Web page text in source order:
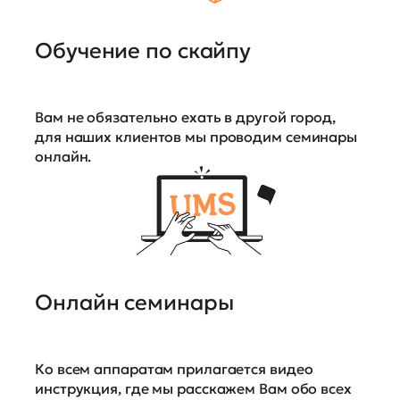
Обучение по скайпу
Вам не обязательно ехать в другой город,
для наших клиентов мы проводим семинары
онлайн.
Онлайн семинары
Ко всем аппаратам прилагается видео
инструкция, где мы расскажем Вам обо всех